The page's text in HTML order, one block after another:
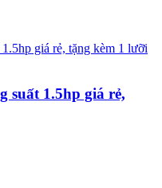
suất 1.5hp giá rẻ,